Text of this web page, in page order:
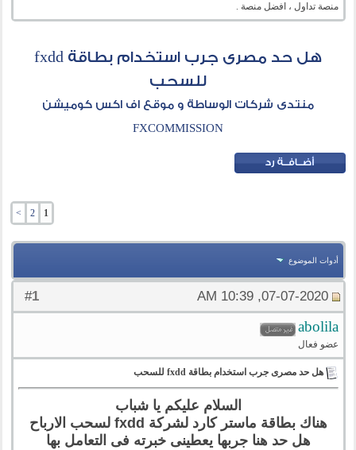
منصة تداول ، افضل منصة .
هل حد مصرى جرب استخدام بطاقة fxdd
للسحب
منتدى شركات الوساطة و موقع اف اكس كوميشن
FXCOMMISSION
1
2
>
أدوات الموضوع
#
1 07-07-2020, 10:39 AM
abolila
عضو فعال
هل حد مصرى جرب استخدام بطاقة fxdd للسحب
السلام عليكم يا شباب
هناك بطاقة ماستر كارد لشركة fxdd لسحب الارباح
هل حد هنا جربها يعطينى خبرته فى التعامل بها